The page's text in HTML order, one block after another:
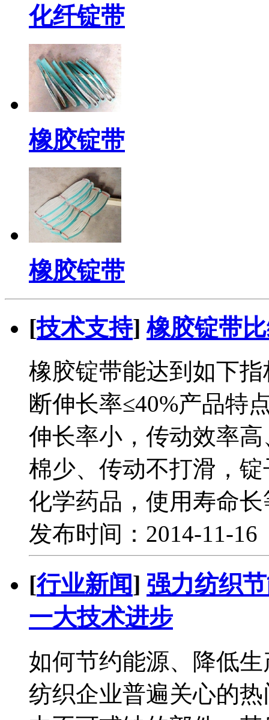
化纤锭带
橡胶锭带
橡胶锭带
[技术支持]橡胶锭带
橡胶锭带能达到如下
断伸长率≤40%产品特
伸长率小，传动效率
棉少、传动不打滑，
化学药品，使用寿命
发布时间：2014-11-
[行业新闻] 强力纺织
一大技术进步
如何节约能源、降低
纺织企业普遍关心的